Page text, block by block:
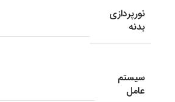
نورپردازی
بدنه
سیستم
عامل